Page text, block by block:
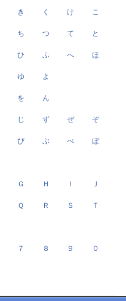
き く け こ
ち つ て と
ひ ふ へ ほ
ゆ よ
を ん
じ ず ぜ ぞ
び ぶ べ ぼ
Ｇ Ｈ Ｉ Ｊ
Ｑ Ｒ Ｓ Ｔ
７ ８ ９ ０